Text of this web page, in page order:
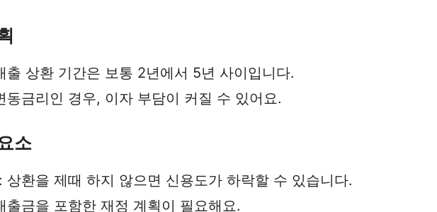
출 상환 기간은 보통 2년에서 5년 사이입니다.
동금리인 경우, 이자 부담이 커질 수 있어요.
소
상환을 제때 하지 않으면 신용도가 하락할 수 있습니다.
출금을 포함한 재정 계획이 필요해요.